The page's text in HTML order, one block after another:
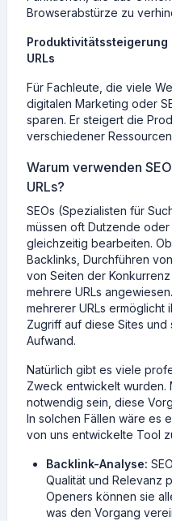
Browserabstürze zu
URLs
Für Fachleute, die viele
digitalen Marketing oder
sparen. Er steigert die
verschiedener
Warum verwenden
URLs?
SEOs (Spezialisten für
müssen oft Dutzende
gleichzeitig bearbeiten.
Backlinks, Durchführen
von Seiten der
mehrere URLs
mehrerer URLs
Zugriff auf diese Sites und
Aufwand.
Natürlich gibt es viele
Zweck entwickelt wurden.
notwendig sein, diese
In solchen Fällen wäre es
von uns entwickelte Tool
Backlink-Analyse:
Qualität und Relevanz
Openers können sie
was den Vorgang